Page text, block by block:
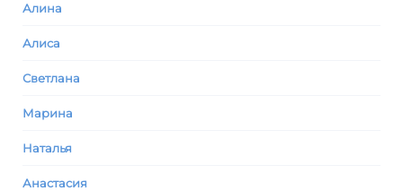
Алина
Алиса
Светлана
Марина
Наталья
Анастасия